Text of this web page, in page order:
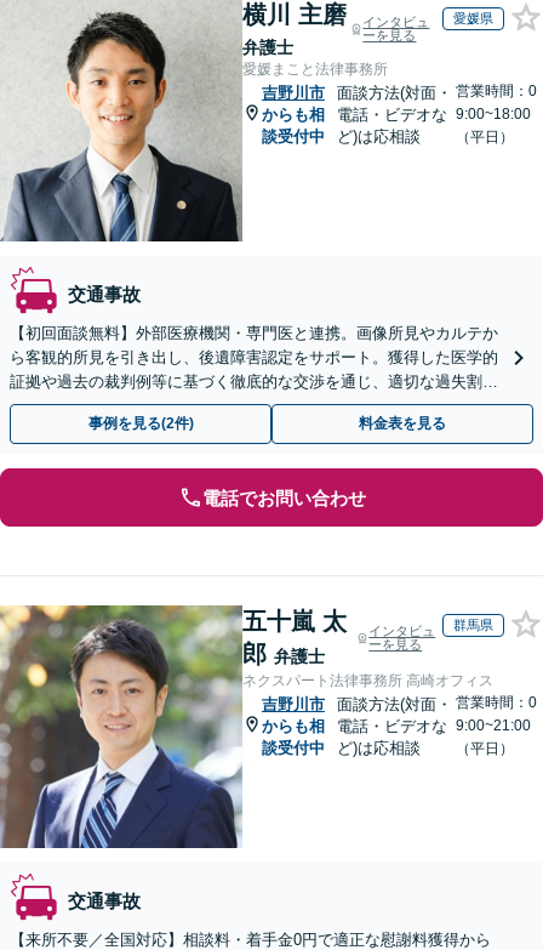
横川 主磨
弁護士
インタビュ
ーを見る
愛媛県
愛媛まこと法律事務所
吉野川市
からも相
談受付中
面談方法(対面・
電話・ビデオな
ど)は応相談
営業時間：0
9:00~18:00
（平日）
交通事故
【初回面談無料】外部医療機関・専門医と連携。画像所見やカルテか
ら客観的所見を引き出し、後遺障害認定をサポート。獲得した医学的
証拠や過去の裁判例等に基づく徹底的な交渉を通じ、適切な過失割合
の算定等に基づく真に適正な賠償獲得を目指します。
事例を見る(2件) 料金表を見る
電話でお問い合わせ
五十嵐 太
郎 弁護士
インタビュ
ーを見る
群馬県
ネクスパート法律事務所 高崎オフィス
吉野川市
からも相
談受付中
面談方法(対面・
電話・ビデオな
ど)は応相談
営業時間：0
9:00~21:00
（平日）
交通事故
【来所不要／全国対応】相談料・着手金0円で適正な慰謝料獲得から